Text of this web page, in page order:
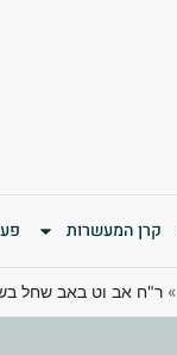
קרן המעשרות
» ר"ח אב וט באב שחל